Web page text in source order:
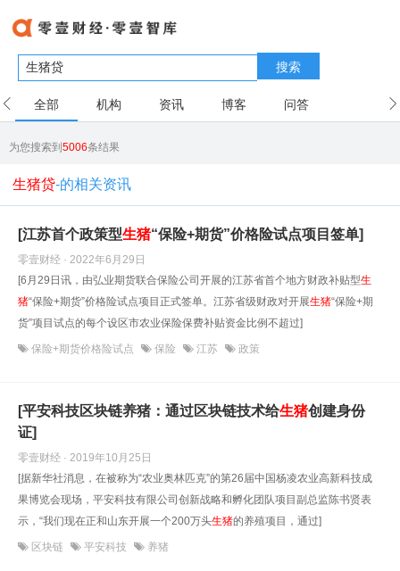
搜索
全部 机构 资讯 博客 问答
为您搜索到5006条结果
生猪贷-的相关资讯
[江苏首个政策型生猪“保险+期货”价格险试点项目签单]
零壹财经 · 2022年6月29日
[6月29日讯，由弘业期货联合保险公司开展的江苏省首个地方财政补贴型生
猪“保险+期货”价格险试点项目正式签单。江苏省级财政对开展生猪“保险+期
货”项目试点的每个设区市农业保险保费补贴资金比例不超过]
保险+期货价格险试点 保险 江苏 政策
[平安科技区块链养猪：通过区块链技术给生猪创建身份
证]
零壹财经 · 2019年10月25日
[据新华社消息，在被称为“农业奥林匹克”的第26届中国杨凌农业高新科技成
果博览会现场，平安科技有限公司创新战略和孵化团队项目副总监陈书贤表
示，“我们现在正和山东开展一个200万头生猪的养殖项目，通过]
区块链 平安科技 养猪